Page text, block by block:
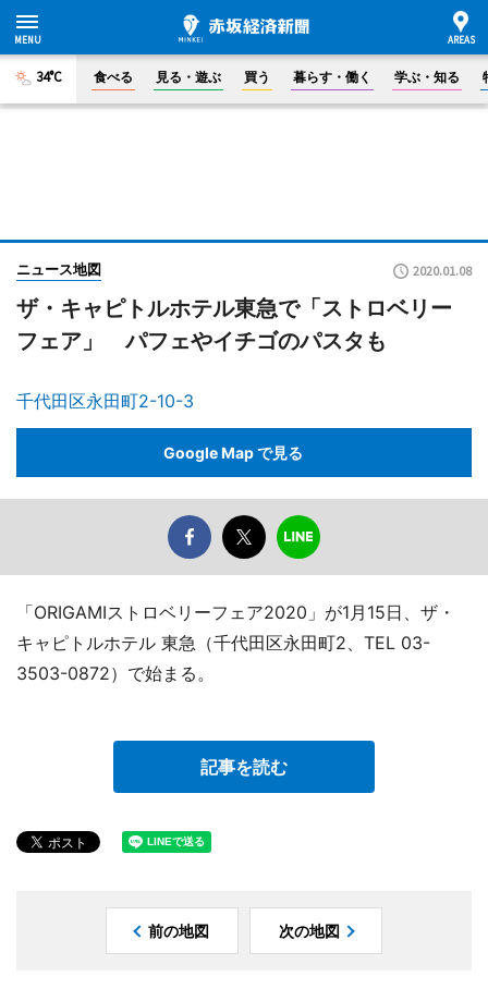
34°C 食べる 見る・遊ぶ 買う 暮らす・働く 学ぶ・知る
ニュース地図 2020.01.08
ザ・キャピトルホテル東急で「ストロベリー
フェア」 パフェやイチゴのパスタも
千代田区永田町2-10-3
Google Map で見る
「ORIGAMIストロベリーフェア2020」が1月15日、ザ・
キャピトルホテル 東急（千代田区永田町2、TEL 03-
3503-0872）で始まる。
記事を読む
前の地図 次の地図